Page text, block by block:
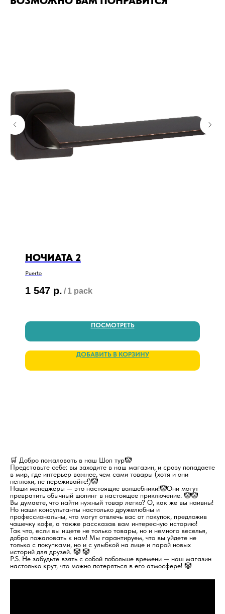
НОЧИАТА 2
Puerto
1 547 р. / 1 pack
ПОСМОТРЕТЬ
ДОБАВИТЬ В КОРЗИНУ
🛒 Добро пожаловать в наш Шоп тур🤡
Представьте себе: вы заходите в наш магазин, и сразу попадаете
в мир, где интерьер важнее, чем сами товары (хотя и они
неплохи, не переживайте!)🤡
Наши менеджеры — это настоящие волшебники!🤡Они могут
превратить обычный шопинг в настоящее приключение. 🤡🤡
Вы думаете, что найти нужный товар легко? О, как же вы наивны!
Но наши консультанты настолько дружелюбны и
профессиональны, что могут отвлечь вас от покупок, предложив
чашечку кофе, а также рассказав вам интересную историю!
Так что, если вы ищете не только товары, но и немного веселья,
добро пожаловать к нам! Мы гарантируем, что вы уйдете не
только с покупками, но и с улыбкой на лице и парой новых
историй для друзей. 🤡 🤡
P.S. Не забудьте взять с собой побольше времени — наш магазин
настолько крут, что можно потеряться в его атмосфере! 🤡